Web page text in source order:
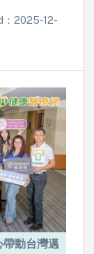
2025-12-
動台灣邁